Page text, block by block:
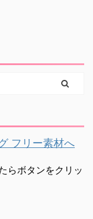
らボタンをクリッ